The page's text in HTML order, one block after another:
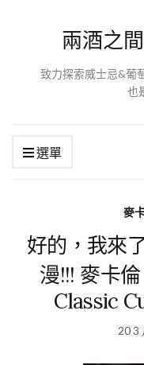
兩酒之
致力探索威士忌&葡
也
選單
麥
好的，我來
漫!!! 麥卡
Classic
20 3